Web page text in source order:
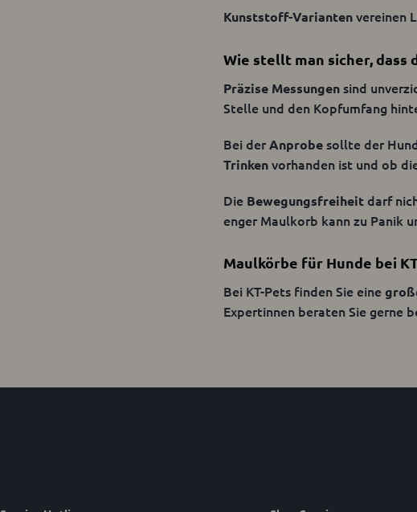
Kunststoff-Variantenvereinen
Wie stellt man sicher, dass
Präzise Messungen sind
Stelle und den Kopfumfang
Bei derAnprobe sollte der
Trinkenvorhanden ist und ob
Die Bewegungsfreiheitdarf
enger Maulkorb kann zu Panik
Maulkörbe für Hunde bei
Bei KT-Pets finden Sie eine
Expertinnen beraten Sie gerne